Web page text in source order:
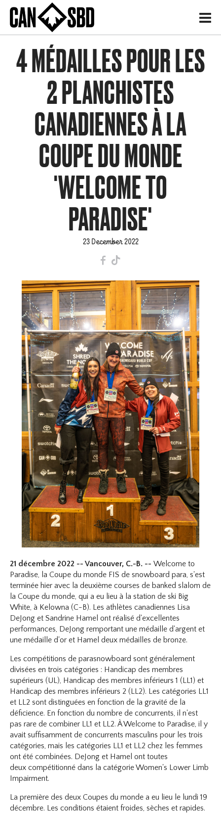
H
4 MÉDAILLES POUR LES
2 PLANCHISTES
CANADIENNES À LA
COUPE DU MONDE
'WELCOME TO
PARADISE'
23 December 2022
F T
21 décembre 2022 -- Vancouver, C.-B. --Welcome to
Paradise, la Coupe du monde FIS de snowboard para, s'est
terminée hier avec la deuxième courses de banked slalom de
la Coupe du monde, qui a eu lieu à la station de ski Big
White, à Kelowna (C-B). Les athlètes canadiennes Lisa
DeJong et Sandrine Hamel ont réalisé d'excellentes
performances, DeJong remportant une médaille d'argent et
une médaille d'or et Hamel deux médailles de bronze.
Les compétitions de parasnowboard sont généralement
divisées en trois catégories : Handicap des membres
supérieurs (UL), Handicap des membres inférieurs 1 (LL1) et
Handicap des membres inférieurs 2 (LL2). Les catégories LL1
et LL2 sont distinguées en fonction de la gravité de la
déficience. En fonction du nombre de concurrents, il n'est
pas rare de combiner LL1 et LL2. À Welcome to Paradise, il y
avait suffisamment de concurrents masculins pour les trois
catégories, mais les catégories LL1 et LL2 chez les femmes
ont été combinées. DeJong et Hamel ont toutes
deux compétitionné dans la catégorie Women's Lower Limb
Impairment.
La première des deux Coupes du monde a eu lieu le lundi 19
décembre. Les conditions étaient froides, sèches et rapides.